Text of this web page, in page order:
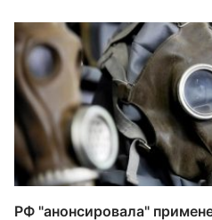
РФ "анонсировала"